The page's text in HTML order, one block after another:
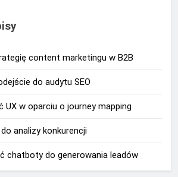
content marketingu w B2B
do audytu SEO
UX w oparciu o journey mapping
analizy konkurencji
chatboty do generowania leadów